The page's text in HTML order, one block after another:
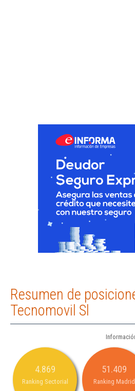
Resumen de
Tecnomovil Sl
4.869
Ranking Sectorial
51.409
Ranking Madrid